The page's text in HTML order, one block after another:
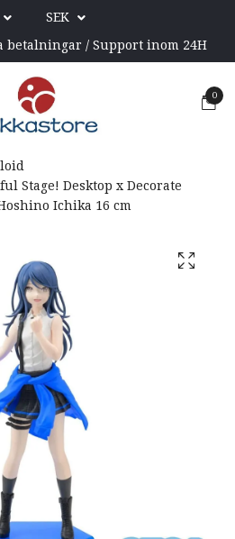
SEK
betalningar / Support inom 24H
0
Stage! Desktop x Decorate
Ichika 16 cm